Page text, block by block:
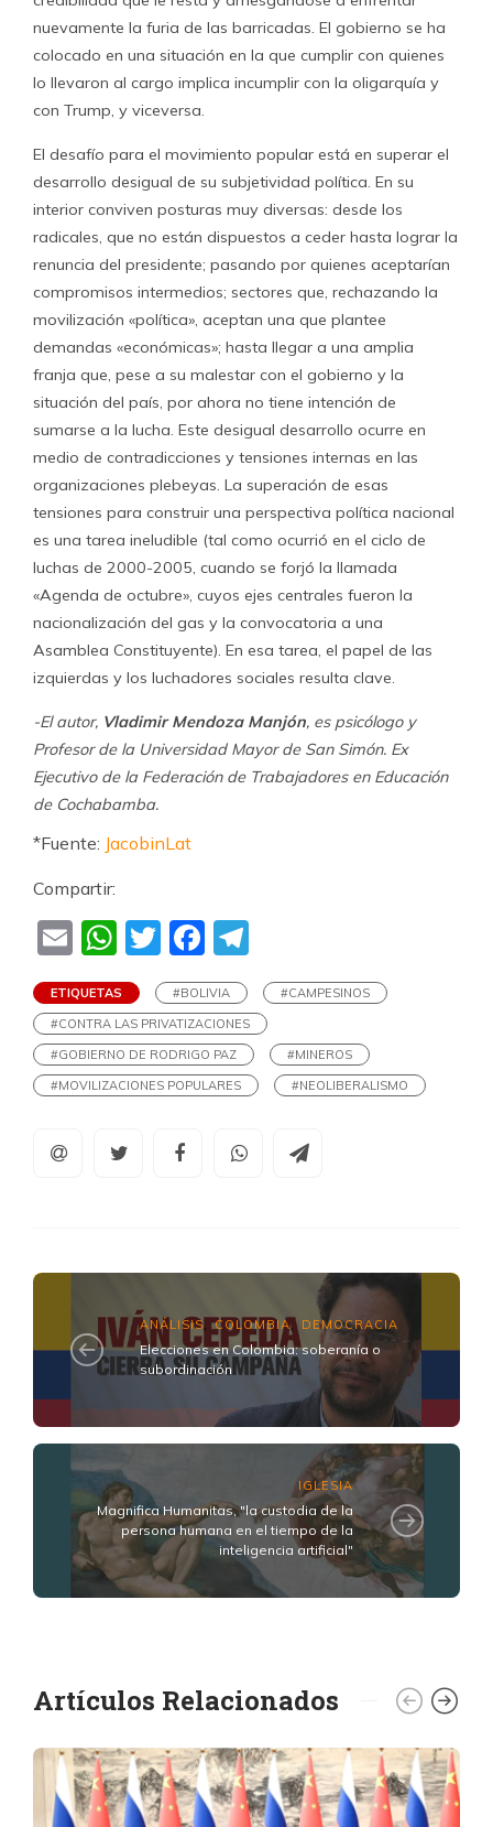
nuevamente la furia de las barricadas. El gobierno se ha
colocado en una situación en la que cumplir con quienes
lo llevaron al cargo implica incumplir con la oligarquía y
con Trump, y viceversa.
El desafío para el movimiento popular está en superar el
desarrollo desigual de su subjetividad política. En su
interior conviven posturas muy diversas: desde los
radicales, que no están dispuestos a ceder hasta lograr la
renuncia del presidente; pasando por quienes aceptarían
compromisos intermedios; sectores que, rechazando la
movilización «política», aceptan una que plantee
demandas «económicas»; hasta llegar a una amplia
franja que, pese a su malestar con el gobierno y la
situación del país, por ahora no tiene intención de
sumarse a la lucha. Este desigual desarrollo ocurre en
medio de contradicciones y tensiones internas en las
organizaciones plebeyas. La superación de esas
tensiones para construir una perspectiva política nacional
es una tarea ineludible (tal como ocurrió en el ciclo de
luchas de 2000-2005, cuando se forjó la llamada
«Agenda de octubre», cuyos ejes centrales fueron la
nacionalización del gas y la convocatoria a una
Asamblea Constituyente). En esa tarea, el papel de las
izquierdas y los luchadores sociales resulta clave.
-El autor, Vladimir Mendoza Manjón, es psicólogo y
Profesor de la Universidad Mayor de San Simón. Ex
Ejecutivo de la Federación de Trabajadores en Educación
de Cochabamba.
*Fuente: JacobinLat
Compartir:
EmailWhatsApp
TwitterFacebook
ETIQUETAS #BOLIVIA
#CAMPESINOS
#CONTRA LAS PRIVATIZACIONES
#GOBIERNO DE RODRIGO PAZ
#MINEROS
#MOVILIZACIONES POPULARES
#NEOLIBERALISMO
ANÁLISIS ,COLOMBIA, DEMOCRACIA
Elecciones en Colombia: soberanía o
subordinación
IGLESIA
Magnifica Humanitas, "la custodia de la
persona humana en el tiempo de la
inteligencia artificial"
Artículos Relacionados